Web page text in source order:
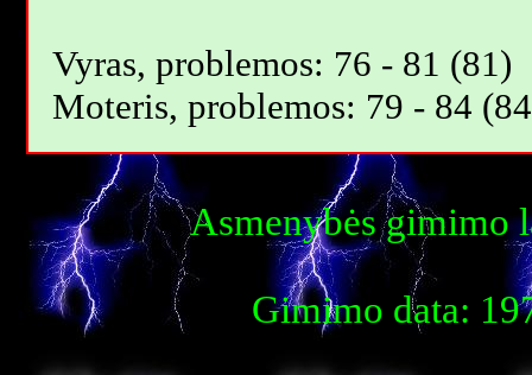
Vyras, problemos: 76 - 81 (81)
Moteris, problemos: 79 - 84
Asmenybės gimimo
Gimimo data: